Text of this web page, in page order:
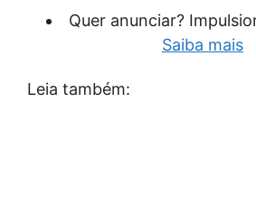
Quer anunciar?
Saiba mais
Leia também: